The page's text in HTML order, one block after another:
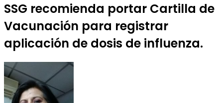
SSG recomienda portar Cartilla de
Vacunación para registrar
aplicación de dosis de influenza.